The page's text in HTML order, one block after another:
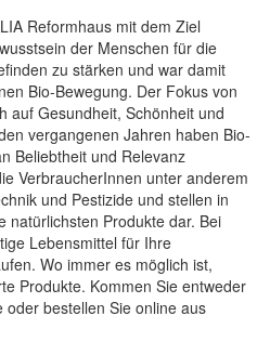
Reformhaus mit dem Ziel
der Menschen für die
zu stärken und war damit
Bio-Bewegung. Der Fokus von
auf Gesundheit, Schönheit und
vergangenen Jahren haben Bio-
Beliebtheit und Relevanz
VerbraucherInnen unter anderem
und Pestizide und stellen in
natürlichsten Produkte dar. Bei
Lebensmittel für Ihre
Wo immer es möglich ist,
Produkte. Kommen Sie entweder
oder bestellen Sie online aus